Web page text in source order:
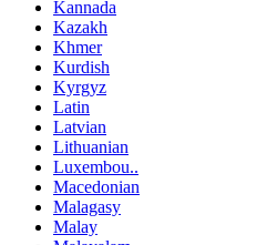
Kannada
Kazakh
Khmer
Kurdish
Kyrgyz
Latin
Latvian
Lithuanian
Luxembou..
Macedonian
Malagasy
Malay